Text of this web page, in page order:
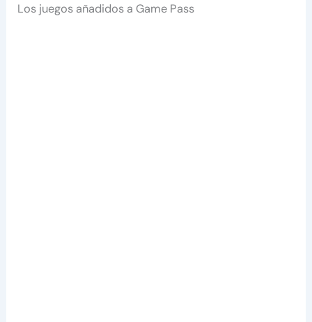
Los juegos añadidos a Game Pass